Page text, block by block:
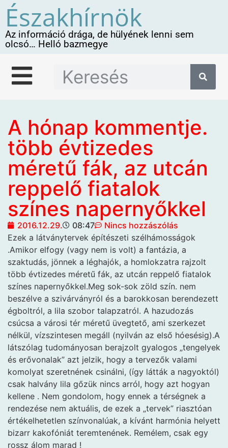
Északhírnök
Az információ drága, de hülyének lenni sem
olcsó… Helló bazmegye
A hónap kommentje.
több évtizedes
méretű fák, az utcán
reppelő fiatalok
színes napernyőkkel
2016.12.29. 08:47
Nincs hozzászólás
Ezek a látványtervek építészeti szélhámosságok
.Amikor elfogy (vagy nem is volt) a fantázia, a
szaktudás, jönnek a léghajók, a homlokzatra rajzolt
több évtizedes méretű fák, az utcán reppelő fiatalok
színes napernyőkkel.Meg sok-sok zöld szín. nem
beszélve a szivárványról és a barokkosan berendezett
égboltról, a lila szobor talapzatról. A hazudozás
csúcsa a városi tér méretű üvegtető, ami szerkezet
nélkül, vízszintesen megáll (nyilván az első hóesésig).A
látszólag tudományosan berajzolt gyalogos „tengelyek
és erővonalak” azt jelzik, hogy a tervezők valami
komolyat szeretnének csinálni, (így látták a nagyoktól)
csak halvány lila gőzük nincs arról, hogy azt hogyan
kellene . Nem gondolom, hogy ennek a térségnek a
rendezése nem aktuális, de ezek a „tervek” riasztóan
értékelhetetlen színvonalúak, a kívánt harmónia helyett
bizarr kakofóniát teremtenének. Remélem, csak egy
rossz álom marad !